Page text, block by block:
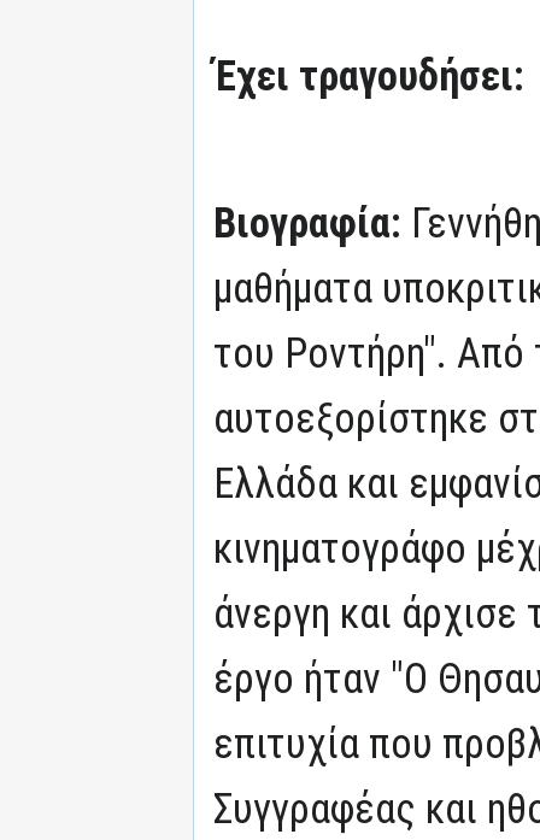
Έχει τραγουδήσει:
Βιογραφία:
μαθήματα
του Ροντήρη". Από
αυτοεξορίστηκε
Ελλάδα και
κινηματογράφο
άνεργη και
έργο ήταν "Ο
επιτυχία που
Συγγραφέας και